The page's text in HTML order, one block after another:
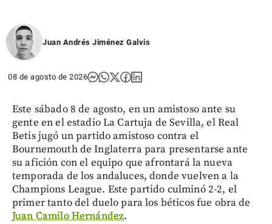
Juan Andrés Jiménez Galvis
08 de agosto de 2026
Este sábado 8 de agosto, en un amistoso ante su
gente en el estadio La Cartuja de Sevilla, el Real
Betis jugó un partido amistoso contra el
Bournemouth de Inglaterra para presentarse ante
su afición con el equipo que afrontará la nueva
temporada de los andaluces, donde vuelven a la
Champions League. Este partido culminó 2-2, el
primer tanto del duelo para los béticos fue obra de
Juan Camilo Hernández.